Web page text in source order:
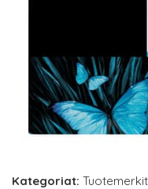
Kategoriat: Tuotemerkit